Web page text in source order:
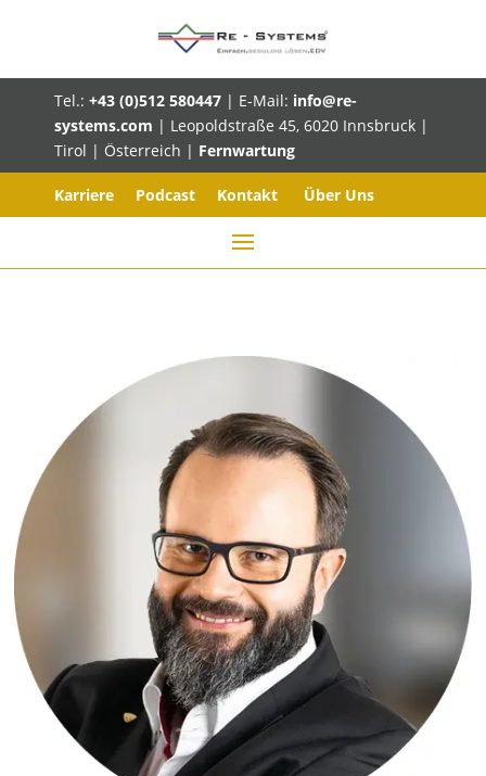
Tel.: +43 (0)512 580447 | E-Mail: info@re-
systems.com | Leopoldstraße 45, 6020 Innsbruck |
Tirol | Österreich | Fernwartung
Karriere Podcast Kontakt Über Uns